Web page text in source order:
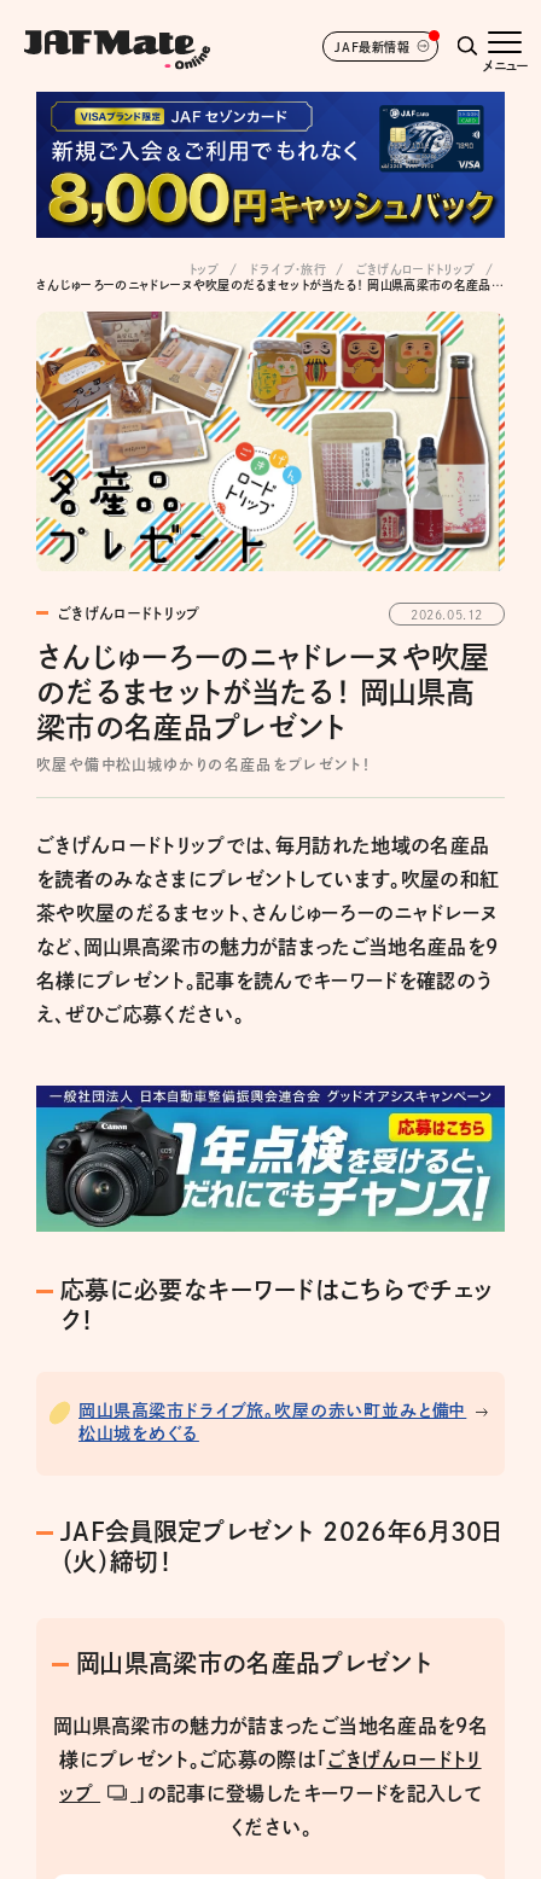
JAF最新情報
メニュー
トップ ドライブ･旅行
ごきげんロードトリップ
さんじゅーろーのニャドレーヌや吹屋のだるまセットが当たる！ 岡山県高梁市の名産品プレゼント
ごきげんロードトリップ 2026.05.12
さんじゅーろーのニャドレーヌや吹屋
のだるまセットが当たる！ 岡山県高
梁市の名産品プレゼント
吹屋や備中松山城ゆかりの名産品をプレゼント！
ごきげんロードトリップでは、毎月訪れた地域の名産品
を読者のみなさまにプレゼントしています。吹屋の和紅
茶や吹屋のだるまセット、さんじゅーろーのニャドレーヌ
など、岡山県高梁市の魅力が詰まったご当地名産品を9
名様にプレゼント。記事を読んでキーワードを確認のう
え、ぜひご応募ください。
応募に必要なキーワードはこちらでチェッ
ク！
岡山県高梁市ドライブ旅。吹屋の赤い町並みと備中
松山城をめぐる
JAF会員限定プレゼント 2026年6月30日
（火）締切！
岡山県高梁市の名産品プレゼント
岡山県高梁市の魅力が詰まったご当地名産品を9名
様にプレゼント。ご応募の際は「 ごきげんロードトリ
ップ
」の記事に登場したキーワードを記入して
ください。